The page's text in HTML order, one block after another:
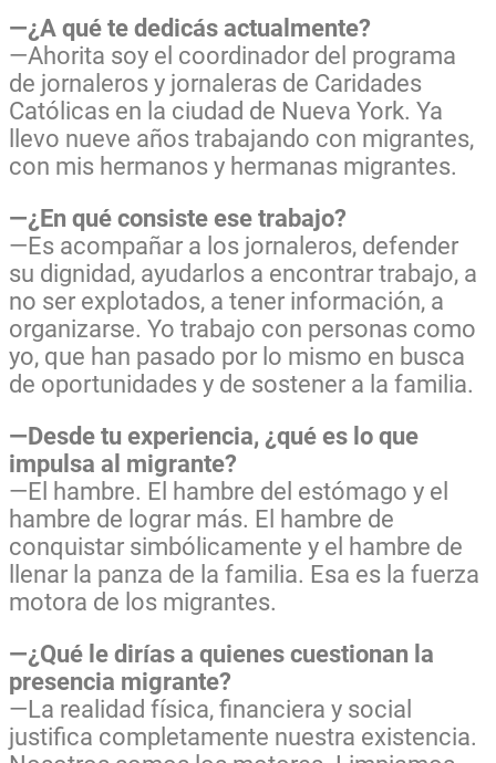
—¿A qué te dedicás actualmente?
—Ahorita soy el coordinador del programa
de jornaleros y jornaleras de Caridades
Católicas en la ciudad de Nueva York. Ya
llevo nueve años trabajando con migrantes,
con mis hermanos y hermanas migrantes.
—¿En qué consiste ese trabajo?
—Es acompañar a los jornaleros, defender
su dignidad, ayudarlos a encontrar trabajo, a
no ser explotados, a tener información, a
organizarse. Yo trabajo con personas como
yo, que han pasado por lo mismo en busca
de oportunidades y de sostener a la familia.
—Desde tu experiencia, ¿qué es lo que
impulsa al migrante?
—El hambre. El hambre del estómago y el
hambre de lograr más. El hambre de
conquistar simbólicamente y el hambre de
llenar la panza de la familia. Esa es la fuerza
motora de los migrantes.
—¿Qué le dirías a quienes cuestionan la
presencia migrante?
—La realidad física, financiera y social
justifica completamente nuestra existencia.